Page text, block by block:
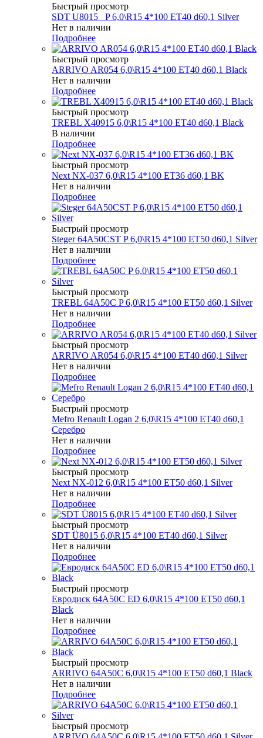
Быстрый просмотр
SDT U8015 _P 6,0\R15 4*100 ET40 d60,1 Silver
Нет в наличии
Подробнее
Быстрый просмотр
ARRIVO AR054 6,0\R15 4*100 ET40 d60,1 Black
Нет в наличии
Подробнее
Быстрый просмотр
TREBL X40915 6,0\R15 4*100 ET40 d60,1 Black
В наличии
Подробнее
Быстрый просмотр
Next NX-037 6,0\R15 4*100 ET36 d60,1 BK
Нет в наличии
Подробнее
Быстрый просмотр
Steger 64A50CST P 6,0\R15 4*100 ET50 d60,1 Silver
Нет в наличии
Подробнее
Быстрый просмотр
TREBL 64A50C P 6,0\R15 4*100 ET50 d60,1 Silver
Нет в наличии
Подробнее
Быстрый просмотр
ARRIVO AR054 6,0\R15 4*100 ET40 d60,1 Silver
Нет в наличии
Подробнее
Быстрый просмотр
Mefro Renault Logan 2 6,0\R15 4*100 ET40 d60,1
Серебро
Нет в наличии
Подробнее
Быстрый просмотр
Next NX-012 6,0\R15 4*100 ET50 d60,1 Silver
Нет в наличии
Подробнее
Быстрый просмотр
SDT Ü8015 6,0\R15 4*100 ET40 d60,1 Silver
Нет в наличии
Подробнее
Быстрый просмотр
Евродиск 64A50C ED 6,0\R15 4*100 ET50 d60,1
Black
Нет в наличии
Подробнее
Быстрый просмотр
ARRIVO 64A50C 6,0\R15 4*100 ET50 d60,1 Black
Нет в наличии
Подробнее
Быстрый просмотр